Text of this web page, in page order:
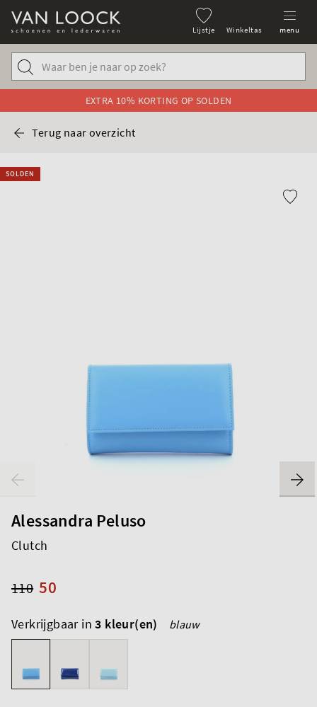
Lijstje Winkeltas menu
EXTRA 10% KORTING OP SOLDEN
Terug naar overzicht
SOLDEN
Alessandra Peluso
Clutch
50
110
Verkrijgbaar in3 kleur(en) blauw